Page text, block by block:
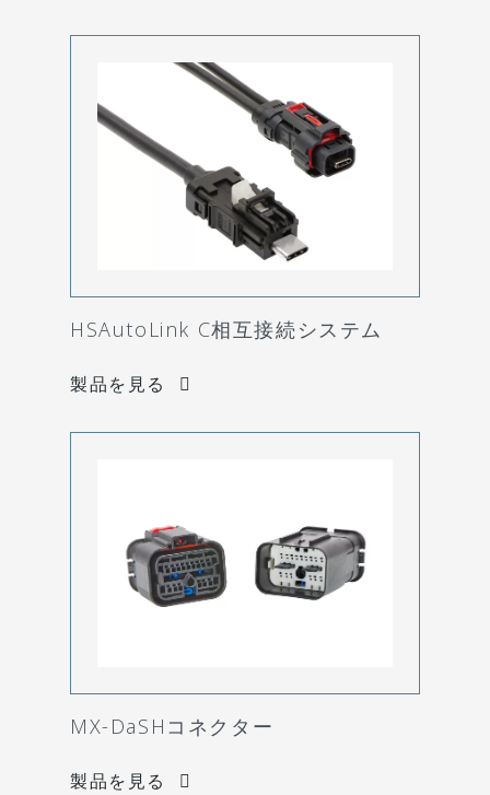
HSAutoLink C相互接続システム
製品を見る
MX-DaSHコネクター
製品を見る